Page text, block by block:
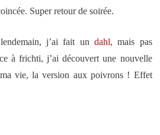
Super retour de soirée.
j’ai fait un dahl, mais pas
à frichti, j’ai découvert une nouvelle
vie, la version aux poivrons ! Effet